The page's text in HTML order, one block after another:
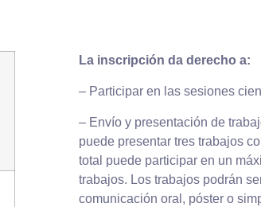
La inscripción da derecho a:
– Participar en las sesiones
– Envío y presentación de
puede presentar tres trabajos
total puede participar en un
trabajos. Los trabajos podrán
comunicación oral, póster o